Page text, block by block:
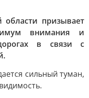
области призывает
внимания и
в связи с
сильный туман,